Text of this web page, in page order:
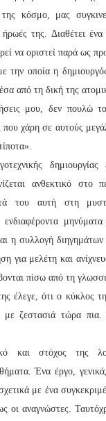
της κόσμο, μας
της. Διαθέτει ένα
να οριστεί παρά ως
οποία η
από τη δική της
μου, δεν πουλώ
χάρη σε αυτούς
δημιουργίας
ανθεκτικό στο
του αυτή στη
μηνύματα
η συλλογή
για μελέτη και
πίσω από τη
έλεγε, ότι ο κύκλος
με ζεστασιά τώρα
και στόχος της
Ένα έργο,
με ένα
οι αναγνώστες.